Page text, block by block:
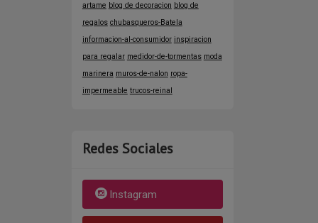
artame blog de decoracion blog de
regalos chubasqueros-Batela
informacion-al-consumidor inspiracion
para regalar medidor-de-tormentas moda
marinera muros-de-nalon ropa-
impermeable trucos-reinal
Redes Sociales
Instagram